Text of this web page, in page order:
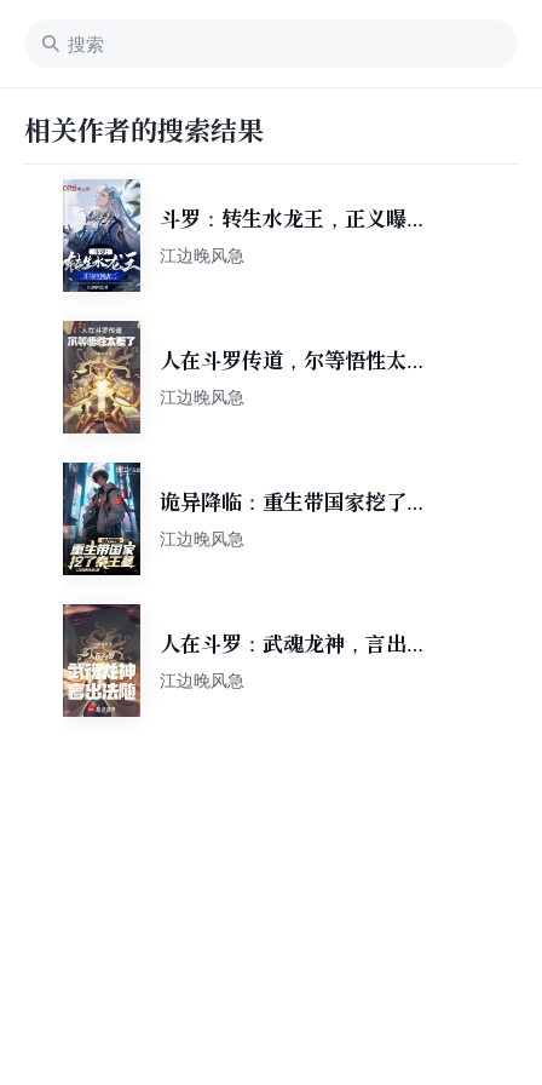
相关作者的搜索结果
斗罗：转生水龙王，正义曝光
唐三
江边晚风急
人在斗罗传道，尔等悟性太差
了
江边晚风急
诡异降临：重生带国家挖了秦
王墓
江边晚风急
人在斗罗：武魂龙神，言出法
随
江边晚风急